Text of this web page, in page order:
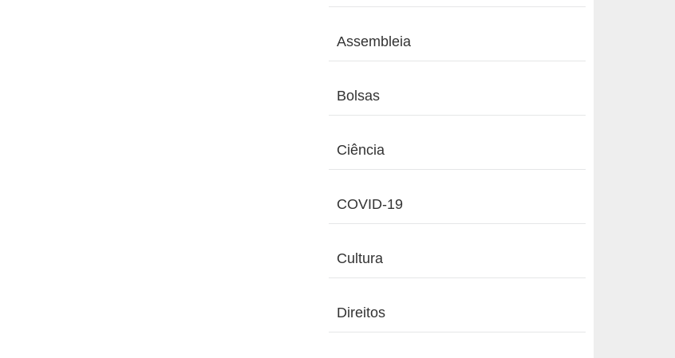
Assembleia
Bolsas
Ciência
COVID-19
Cultura
Direitos